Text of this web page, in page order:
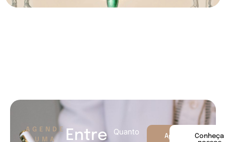
AGENDE
UMA
Entre
Quanto
Agende
Conheça